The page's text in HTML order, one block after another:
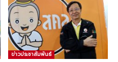
ข่าวประชาสัมพันธ์